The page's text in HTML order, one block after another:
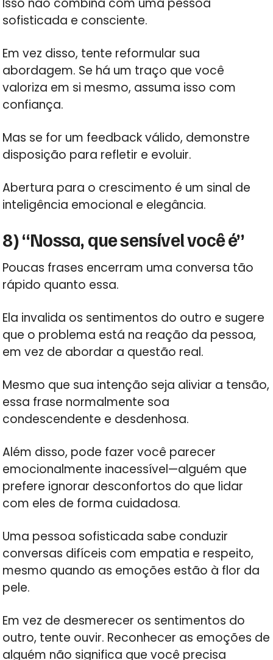
Isso não combina com uma pessoa
sofisticada e consciente.
Em vez disso, tente reformular sua
abordagem. Se há um traço que você
valoriza em si mesmo, assuma isso com
confiança.
Mas se for um feedback válido, demonstre
disposição para refletir e evoluir.
Abertura para o crescimento é um sinal de
inteligência emocional e elegância.
8) “Nossa, que sensível você é”
Poucas frases encerram uma conversa tão
rápido quanto essa.
Ela invalida os sentimentos do outro e sugere
que o problema está na reação da pessoa,
em vez de abordar a questão real.
Mesmo que sua intenção seja aliviar a tensão,
essa frase normalmente soa
condescendente e desdenhosa.
Além disso, pode fazer você parecer
emocionalmente inacessível—alguém que
prefere ignorar desconfortos do que lidar
com eles de forma cuidadosa.
Uma pessoa sofisticada sabe conduzir
conversas difíceis com empatia e respeito,
mesmo quando as emoções estão à flor da
pele.
Em vez de desmerecer os sentimentos do
outro, tente ouvir. Reconhecer as emoções de
alguém não significa que você precisa